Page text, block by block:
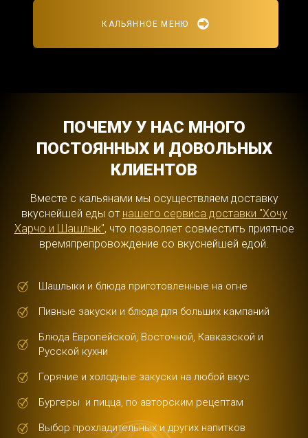
КАЛЬЯННОЕ МЕНЮ
ПОЧЕМУ У НАС МНОГО
ПОСТОЯННЫХ И ДОВОЛЬНЫХ
КЛИЕНТОВ
Вместе с кальянами мы осуществляем доставку
вкуснейшей еды от нашего сервиса доставки "Хочу
Харчо и Шашлык", что позволяет совместить приятное
времяпрепровождение со вкуснейшей едой.
Шашлыки и блюда приготовленные на огне
Пивные закуски и блюда для больших кампаний
Блюда Европейской, Восточной, Кавказской и
Русской кухни
Горячие и холодные закуски на любой вкус
Бургеры и пицца, по авторским рецептам
Выбор прохладительных и других напитков